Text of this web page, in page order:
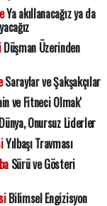
Ya akıllanacağız ya da
Düşman Üzerinden
Saraylar ve Şakşakçılar
ve Fitneci Olmak'
Onursuz Liderler
Yılbaşı Travması
Sürü ve Gösteri
Bilimsel Engizisyon